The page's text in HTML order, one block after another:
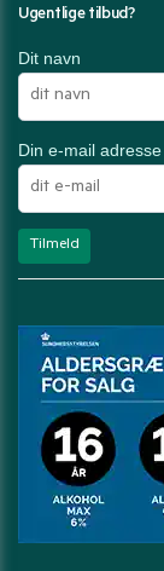
Ugentlige tilbud?
Dit navn
Din e-mail adresse